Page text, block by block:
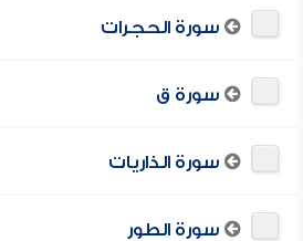
سورة الحجرات
سورة ق
سورة الذاريات
سورة الطور